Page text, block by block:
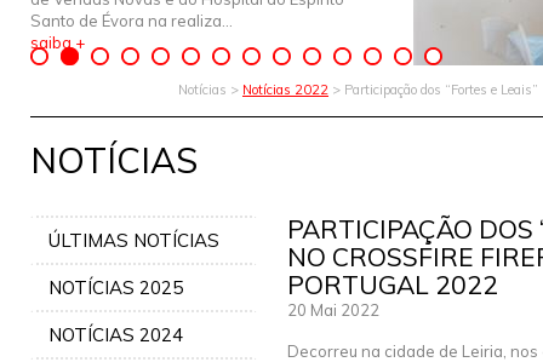
Santo de Évora na realiza...
saiba +
Notícias > Notícias 2022 > Participação dos “Fortes e
NOTÍCIAS
ÚLTIMAS NOTÍCIAS
NOTÍCIAS 2025
NOTÍCIAS 2024
PARTICIPAÇÃO DOS
NO CROSSFIRE
PORTUGAL 2022
20 Mai 2022
Decorreu na cidade de Leiria, nos